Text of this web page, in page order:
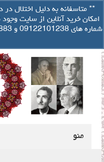
امکان خرید آنلاین از سایت وجود
شماره های 09122101238 و 88078883 و 44431291 تماس بگیرید
تصفیه حساب سبد خرید
منو